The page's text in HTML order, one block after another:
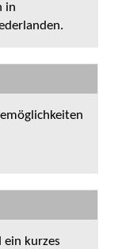
in
ein kurzes